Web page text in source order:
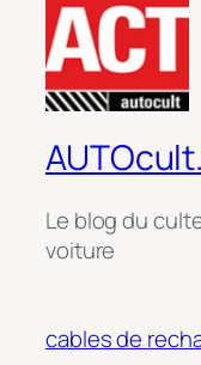
Le blog du
voiture
cables de